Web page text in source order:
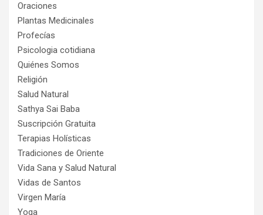
Oraciones
Plantas Medicinales
Profecías
Psicologia cotidiana
Quiénes Somos
Religión
Salud Natural
Sathya Sai Baba
Suscripción Gratuita
Terapias Holísticas
Tradiciones de Oriente
Vida Sana y Salud Natural
Vidas de Santos
Virgen María
Yoga